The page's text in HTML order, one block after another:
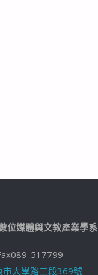
位媒體與文教產業學系
517799
大學路二段369號